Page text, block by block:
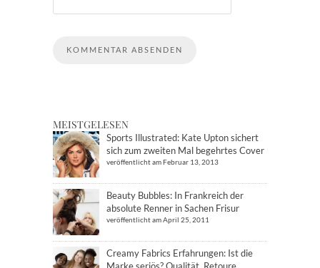
MEISTGELESEN
Sports Illustrated: Kate Upton sichert
sich zum zweiten Mal begehrtes Cover
veröffentlicht am Februar 13, 2013
Beauty Bubbles: In Frankreich der
absolute Renner in Sachen Frisur
veröffentlicht am April 25, 2011
Creamy Fabrics Erfahrungen: Ist die